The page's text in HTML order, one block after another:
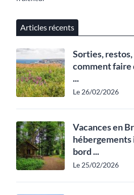
Articles récents
Sorties,
comment faire
...
Le 26/02/2026
Vacances en
bord ...
Le 25/02/2026